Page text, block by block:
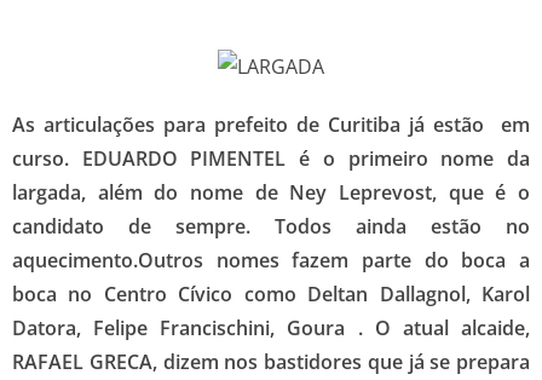
As articulações para prefeito de Curitiba já estão em
curso. EDUARDO PIMENTEL é o primeiro nome da
largada, além do nome de Ney Leprevost, que é o
candidato de sempre. Todos ainda estão no
aquecimento.Outros nomes fazem parte do boca a
boca no Centro Cívico como Deltan Dallagnol, Karol
Datora, Felipe Francischini, Goura . O atual alcaide,
RAFAEL GRECA, dizem nos bastidores que já se prepara